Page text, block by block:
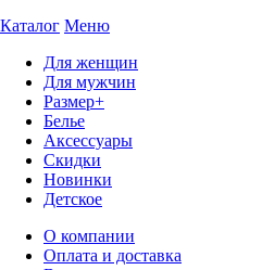
Каталог Меню
Для женщин
Для мужчин
Размер+
Белье
Аксессуары
Скидки
Новинки
Детское
О компании
Оплата и доставка